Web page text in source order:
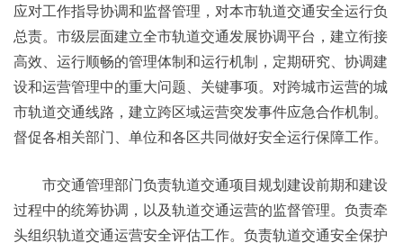
应对工作指导协调和监督管理，对本市轨道交通安全运行负
总责。市级层面建立全市轨道交通发展协调平台，建立衔接
高效、运行顺畅的管理体制和运行机制，定期研究、协调建
设和运营管理中的重大问题、关键事项。对跨城市运营的城
市轨道交通线路，建立跨区域运营突发事件应急合作机制。
督促各相关部门、单位和各区共同做好安全运行保障工作。
市交通管理部门负责轨道交通项目规划建设前期和建设
过程中的统筹协调，以及轨道交通运营的监督管理。负责牵
头组织轨道交通运营安全评估工作。负责轨道交通安全保护